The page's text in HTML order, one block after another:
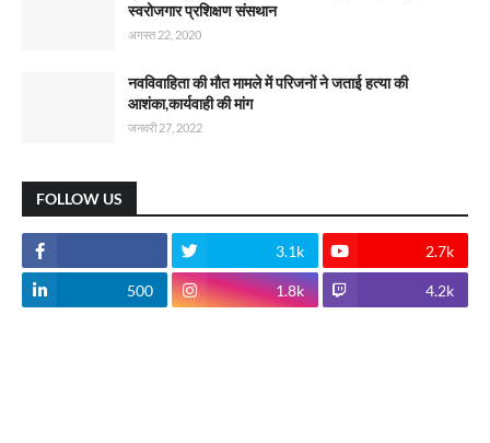
स्वरोजगार प्रशिक्षण संसथान
अगस्त 22, 2020
नवविवाहिता की मौत मामले में परिजनों ने जताई हत्या की
आशंका,कार्यवाही की मांग
जनवरी 27, 2022
FOLLOW US
3.1k 2.7k
500 1.8k 4.2k